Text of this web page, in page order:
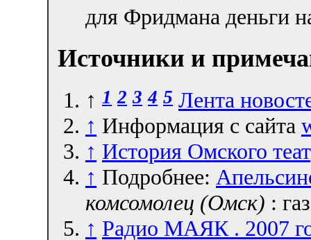
для Фридмана деньги
Источники и
↑ 1 2 3 4 5 Лента
↑ Информация с сайта
↑ История Омского
↑ Подробнее:
комсомолец (Омск) :
↑ Радио МАЯК . 2007